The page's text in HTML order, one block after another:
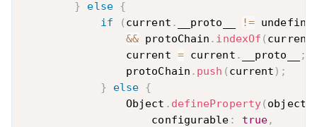
} else {
if
( current . __proto__ !=
&& protoChain . indexOf ( current
                current
= current . __proto__
;
                protoChain
. push ( current ) ;
}
else {
                Object
. defineProperty( object
                    configurable
: true,